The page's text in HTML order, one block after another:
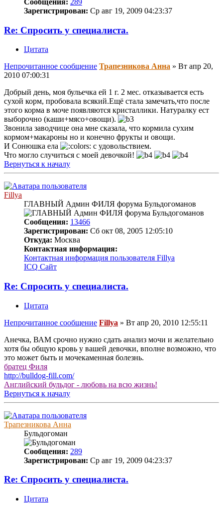
Зарегистрирован: Ср авг 19, 2009 04:23:37
Re: Спросить у специалиста.
Цитата
Непрочитанное сообщение Трапезникова Анна » Вт апр 20,
2010 07:00:31
Добрый день, моя бульечка ей 1 г. 2 мес. отказывается есть
сухой корм, пробовала всякий.Ещё стала замечать,что после
этого корма в моче появляются кристаллики. Натуралку ест
выборочно (каши+мясо+овощи).
Звонила заводчице она мне сказала, что кормила сухим
кормом+макароны но и конечно фрукты и овощи.
И Сонюшка ела
с удовольствием.
Что могло случиться с моей девочкой!
Вернуться к началу
Fillya
ГЛАВНЫЙ Админ ФИЛЯ форума Бульдогоманов
Сообщения: 13466
Зарегистрирован: Сб окт 08, 2005 12:05:10
Откуда: Москва
Контактная информация:
Контактная информация пользователя Fillya
ICQ Сайт
Re: Спросить у специалиста.
Цитата
Непрочитанное сообщение Fillya » Вт апр 20, 2010 12:55:11
Анечка, ВАМ срочно нужно сдать анализ мочи и желательно
хотя бы общую кровь у вашей девочки, вполне возможно, что
это может быть и мочекаменная болезнь.
братец Филя
http://bulldog-fill.com/
Английский бульдог - любовь на всю жизнь!
Вернуться к началу
Трапезникова Анна
Бульдогоман
Сообщения: 289
Зарегистрирован: Ср авг 19, 2009 04:23:37
Re: Спросить у специалиста.
Цитата